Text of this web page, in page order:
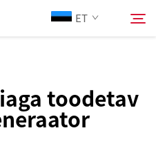
See...">
ET
Otsing
toodetav